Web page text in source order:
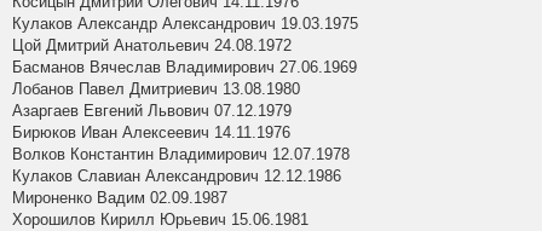
Кулаков Александр Александрович 19.03.1975
Цой Дмитрий Анатольевич 24.08.1972
Басманов Вячеслав Владимирович 27.06.1969
Лобанов Павел Дмитриевич 13.08.1980
Азаргаев Евгений Львович 07.12.1979
Бирюков Иван Алексеевич 14.11.1976
Волков Константин Владимирович 12.07.1978
Кулаков Славиан Александрович 12.12.1986
Мироненко Вадим 02.09.1987
Хорошилов Кирилл Юрьевич 15.06.1981